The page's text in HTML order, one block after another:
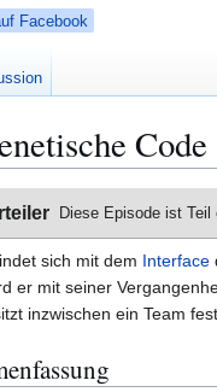
Code
Diese Episode ist Teil
sich mit dem Interface
er mit seiner
inzwischen ein Team
Facebook